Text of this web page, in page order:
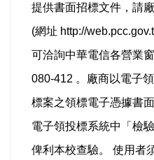
提供書面招標文件，請
(網址 http://
可洽詢中華電信各營業
080-412 。廠商以電子
標案之領標電子憑據書
電子領投標系統中「檢
俾利本校查驗。 使用者